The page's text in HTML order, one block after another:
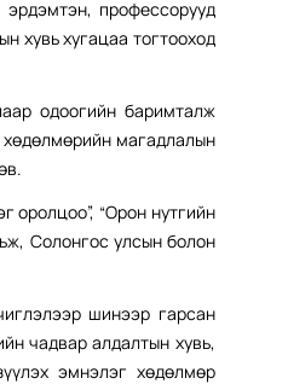
профессорууд
хувь хугацаа тогтооход
одоогийн баримталж
магадлалын
оролцоо”, “Орон нутгийн
Солонгос улсын болон
шинээр гарсан
чадвар алдалтын хувь,
эмнэлэг хөдөлмөр